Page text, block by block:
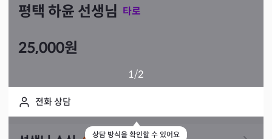
평택 하윤 선생님 타로
25,000원
1/2
전화 상담
상담 방식을 확인할 수 있어요